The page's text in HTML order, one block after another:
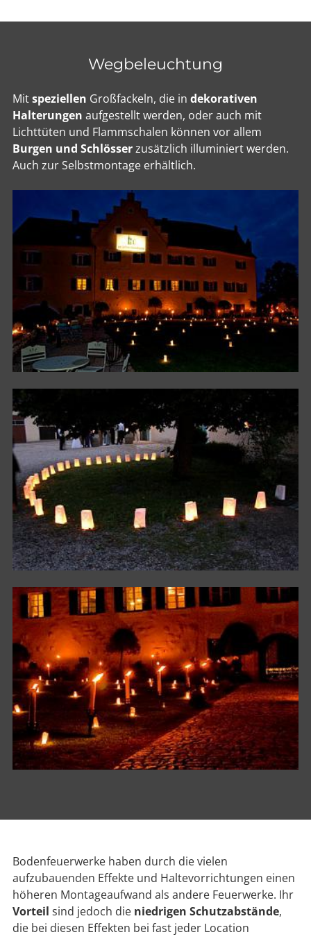
Wegbeleuchtung
Mitspeziellen Großfackeln, die in dekorativen
Halterungen aufgestellt werden, oder auch mit
Lichttüten und Flammschalen können vor allem
Burgen und Schlösserzusätzlich illuminiert werden.
Auch zur Selbstmontage erhältlich.
Bodenfeuerwerke haben durch die vielen
aufzubauenden Effekte und Haltevorrichtungen einen
höheren Montageaufwand als andere Feuerwerke. Ihr
Vorteil sind jedoch die niedrigen Schutzabstände,
die bei diesen Effekten bei fast jeder Location